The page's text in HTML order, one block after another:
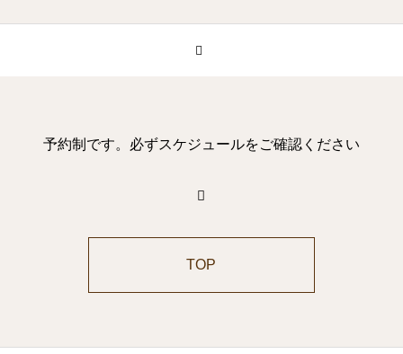
予約制です。必ずスケジュールをご確認ください
TOP